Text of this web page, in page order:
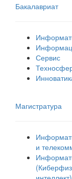
Бакалавриат
Сервис
Магистратура
и